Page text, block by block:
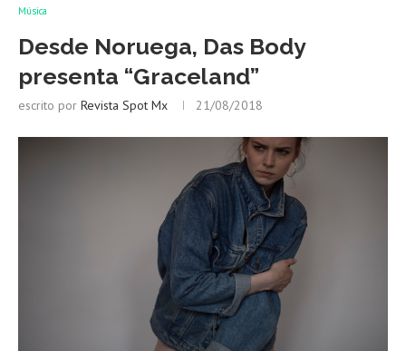
Música
Desde Noruega, Das Body
presenta “Graceland”
escrito por Revista Spot Mx 21/08/2018